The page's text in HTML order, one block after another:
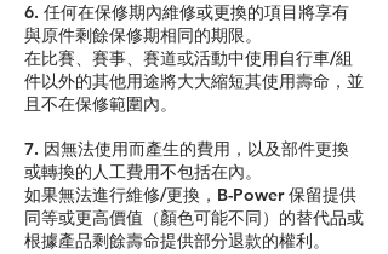
6. 任何在保修期內維修或更換的項目將享有
與原件剩餘保修期相同的期限。
在比賽、賽事、賽道或活動中使用自行車/組
件以外的其他用途將大大縮短其使用壽命，並
且不在保修範圍內。
7. 因無法使用而產生的費用，以及部件更換
或轉換的人工費用不包括在內。
如果無法進行維修/更換，B-Power 保留提供
同等或更高價值（顏色可能不同）的替代品或
根據產品剩餘壽命提供部分退款的權利。